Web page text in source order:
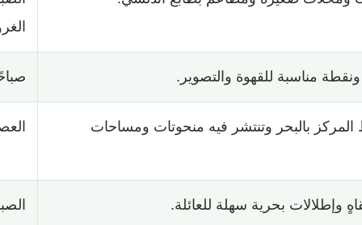
مناسبة للقهوة والتصوير.
بالبحر وتنتشر فيه منحوتات ومساحات
وإطلالات بحرية سهلة للعائلة.